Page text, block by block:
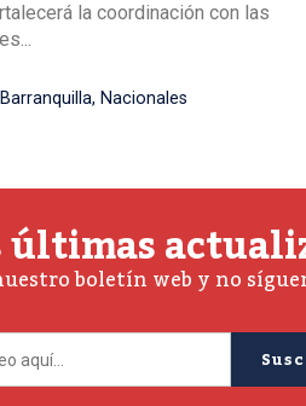
la coordinación con las
Barranquilla, Nacionales
últimas
boletín web y no